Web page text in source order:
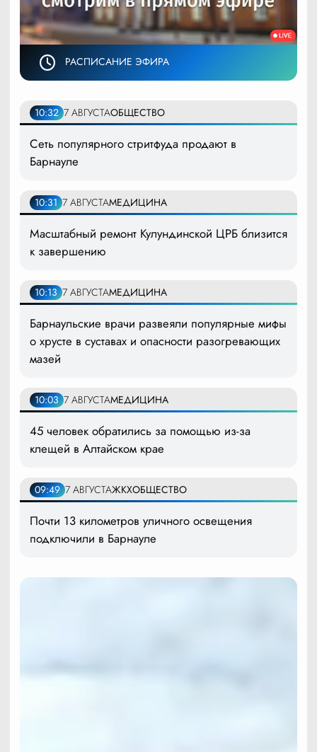
РАСПИСАНИЕ ЭФИРА
10:32 7 АВГУСТАОБЩЕСТВО
Сеть популярного стритфуда продают в
Барнауле
10:31 7 АВГУСТАМЕДИЦИНА
Масштабный ремонт Кулундинской ЦРБ близится
к завершению
10:13 7 АВГУСТАМЕДИЦИНА
Барнаульские врачи развеяли популярные мифы
о хрусте в суставах и опасности разогревающих
мазей
10:03 7 АВГУСТАМЕДИЦИНА
45 человек обратились за помощью из-за
клещей в Алтайском крае
09:49 7 АВГУСТАЖКХОБЩЕСТВО
Почти 13 километров уличного освещения
подключили в Барнауле